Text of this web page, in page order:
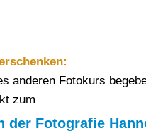
anderen Fotokurs
zum
der Fotografie